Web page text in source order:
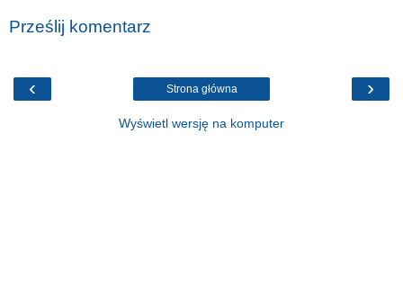
Prześlij komentarz
‹ ›
Strona główna
Wyświetl wersję na komputer